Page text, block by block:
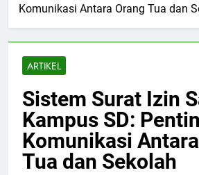
Komunikasi Antara Orang Tua dan
ARTIKEL
Sistem Surat Izin
Kampus SD:
Komunikasi
Tua dan Sekolah